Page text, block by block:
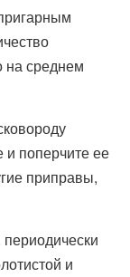
на среднем
и поперчите ее
приправы,
и